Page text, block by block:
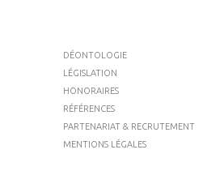
DÉONTOLOGIE
LÉGISLATION
HONORAIRES
RÉFÉRENCES
PARTENARIAT & RECRUTEMENT
MENTIONS LÉGALES